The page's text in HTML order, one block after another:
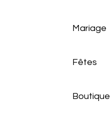
Mariage
Fêtes
Boutique